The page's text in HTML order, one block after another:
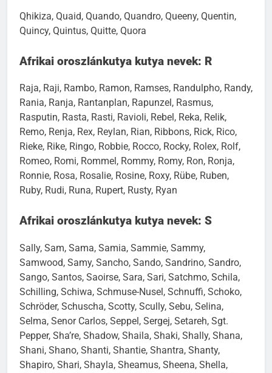
Qhikiza, Quaid, Quando, Quandro, Queeny, Quentin,
Quincy, Quintus, Quitte, Quora
Afrikai oroszlánkutya kutya nevek: R
Raja, Raji, Rambo, Ramon, Ramses, Randulpho, Randy,
Rania, Ranja, Rantanplan, Rapunzel, Rasmus,
Rasputin, Rasta, Rasti, Ravioli, Rebel, Reka, Relik,
Remo, Renja, Rex, Reylan, Rian, Ribbons, Rick, Rico,
Rieke, Rike, Ringo, Robbie, Rocco, Rocky, Rolex, Rolf,
Romeo, Romi, Rommel, Rommy, Romy, Ron, Ronja,
Ronnie, Rosa, Rosalie, Rosine, Roxy, Rübe, Ruben,
Ruby, Rudi, Runa, Rupert, Rusty, Ryan
Afrikai oroszlánkutya kutya nevek: S
Sally, Sam, Sama, Samia, Sammie, Sammy,
Samwood, Samy, Sancho, Sando, Sandrino, Sandro,
Sango, Santos, Saoirse, Sara, Sari, Satchmo, Schila,
Schilling, Schiwa, Schmuse-Nusel, Schnuffi, Schoko,
Schröder, Schuscha, Scotty, Scully, Sebu, Selina,
Selma, Senor Carlos, Seppel, Sergej, Setareh, Sgt.
Pepper, Sha’re, Shadow, Shaila, Shaki, Shally, Shana,
Shani, Shano, Shanti, Shantie, Shantra, Shanty,
Shapiro, Shari, Shayla, Sheamus, Sheena, Shella,